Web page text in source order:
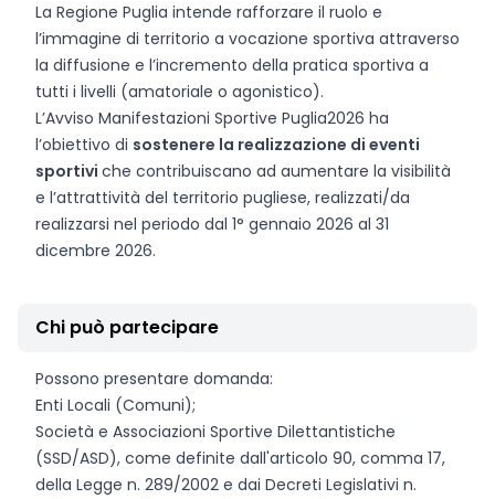
La Regione Puglia intende rafforzare il ruolo e
l’immagine di territorio a vocazione sportiva attraverso
la diffusione e l’incremento della pratica sportiva a
tutti i livelli (amatoriale o agonistico).
L’Avviso Manifestazioni Sportive Puglia2026 ha
l’obiettivo di sostenere la realizzazione di eventi
sportivi che contribuiscano ad aumentare la visibilità
e l’attrattività del territorio pugliese, realizzati/da
realizzarsi nel periodo dal 1° gennaio 2026 al 31
dicembre 2026.
Chi può partecipare
Possono presentare domanda:
Enti Locali (Comuni);
Società e Associazioni Sportive Dilettantistiche
(SSD/ASD), come definite dall'articolo 90, comma 17,
della Legge n. 289/2002 e dai Decreti Legislativi n.